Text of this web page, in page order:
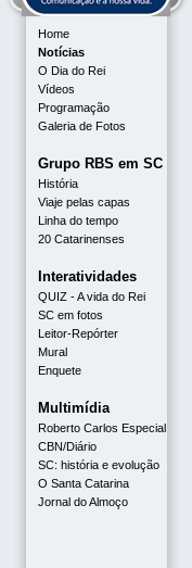
Home
Notícias
O Dia do Rei
Vídeos
Programação
Galeria de Fotos
Grupo RBS em SC
História
Viaje pelas capas
Linha do tempo
20 Catarinenses
Interatividades
QUIZ - A vida do Rei
SC em fotos
Leitor-Repórter
Mural
Enquete
Multimídia
Roberto Carlos Especial
CBN/Diário
SC: história e evolução
O Santa Catarina
Jornal do Almoço